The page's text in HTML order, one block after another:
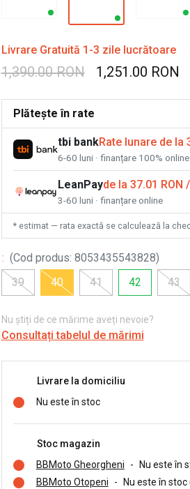
Livrare Gratuită 1-3 zile lucrătoare
1,390.00 RON 1,251.00 RON
Plătește în rate
tbi bankRate lunare de la
6-60 luni · finanțare 100% online
LeanPayde la 37.01 RON
3-60 luni · finanțare online
* estimat — rata exactă se calculează la
: (Cod produs: 8053435543828)
39
40 41 42 43
Nu știți de ce mărime aveți nevoie?
Consultați tabelul de mărimi
Livrare la domiciliu
Nu este în stoc
Stoc magazin
BBMoto Gheorgheni
-
Nu este în
BBMoto Otopeni
-
Nu este în